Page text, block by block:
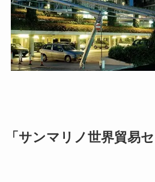
「サンマリノ世界貿易